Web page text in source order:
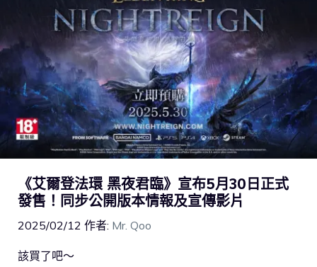
《艾爾登法環 黑夜君臨》宣布5月30日正式
發售！同步公開版本情報及宣傳影片
2025/02/12 作者: Mr. Qoo
該買了吧～